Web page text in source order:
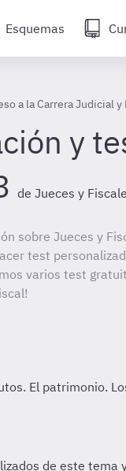
Esquemas
a la Carrera Judicial y
y
de Jueces y
sobre Jueces y
test
varios test